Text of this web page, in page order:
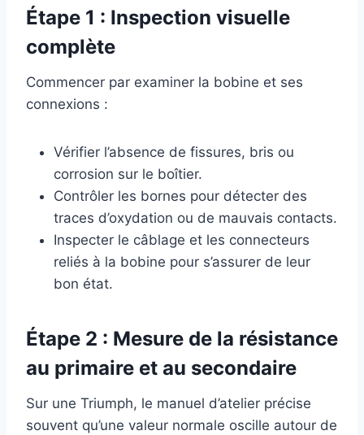
Étape 1 : Inspection visuelle
complète
Commencer par examiner la bobine et ses
connexions :
Vérifier l’absence de fissures, bris ou
corrosion sur le boîtier.
Contrôler les bornes pour détecter des
traces d’oxydation ou de mauvais contacts.
Inspecter le câblage et les connecteurs
reliés à la bobine pour s’assurer de leur
bon état.
Étape 2 : Mesure de la résistance
au primaire et au secondaire
Sur une Triumph, le manuel d’atelier précise
souvent qu’une valeur normale oscille autour de